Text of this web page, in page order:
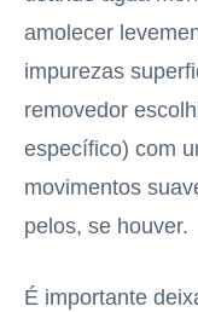
amolecer
impurezas
removedor
específico) com
movimentos
pelos, se houver.
É importante